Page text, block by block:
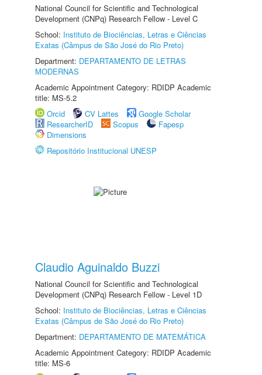
National Council for Scientific and Technological
Development (CNPq) Research Fellow - Level C
School: Instituto de Biociências, Letras e Ciências
Exatas (Câmpus de São José do Rio Preto)
Department: DEPARTAMENTO DE LETRAS
MODERNAS
Academic Appointment Category: RDIDP Academic
title: MS-5.2
Orcid
CV Lattes
Google Scholar
ResearcherID
Scopus
Fapesp
Dimensions
Repositório Institucional UNESP
Claudio Aguinaldo Buzzi
National Council for Scientific and Technological
Development (CNPq) Research Fellow - Level 1D
School: Instituto de Biociências, Letras e Ciências
Exatas (Câmpus de São José do Rio Preto)
Department: DEPARTAMENTO DE MATEMÁTICA
Academic Appointment Category: RDIDP Academic
title: MS-6